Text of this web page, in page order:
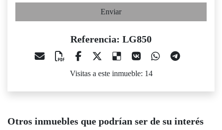
Enviar
Referencia: LG850
Visitas a este inmueble: 14
Otros inmuebles que podrían ser de su interés